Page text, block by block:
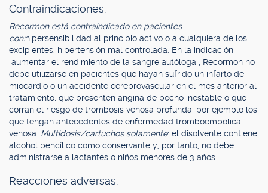
Contraindicaciones.
Recormon está contraindicado en pacientes
con:hipersensibilidad al principio activo o a cualquiera de los
excipientes. hipertensión mal controlada. En la indicación
"aumentar el rendimiento de la sangre autóloga", Recormon no
debe utilizarse en pacientes que hayan sufrido un infarto de
miocardio o un accidente cerebrovascular en el mes anterior al
tratamiento, que presenten angina de pecho inestable o que
corran el riesgo de trombosis venosa profunda, por ejemplo los
que tengan antecedentes de enfermedad tromboembólica
venosa. Multidosis/cartuchos solamente: el disolvente contiene
alcohol bencílico como conservante y, por tanto, no debe
administrarse a lactantes o niños menores de 3 años.
Reacciones adversas.